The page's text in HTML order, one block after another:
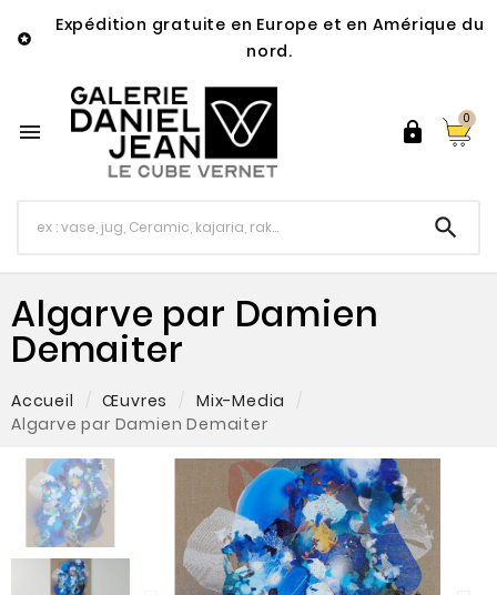

Expédition gratuite en Europe et en Amérique du
nord.
 
0

Algarve par Damien
Demaiter
Accueil Œuvres
Mix-Media
Algarve par Damien Demaiter